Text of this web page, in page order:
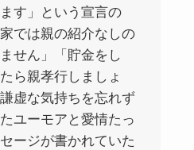
す」という宣言の
では親の紹介なしの
せん」「貯金をし
ら親孝行しましょ
虚な気持ちを忘れず
ユーモアと愛情たっ
ージが書かれていた